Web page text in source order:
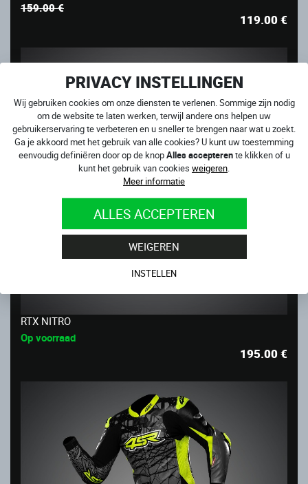
PRIVACY INSTELLINGEN
Wij gebruiken cookies om onze diensten te verlenen. Sommige zijn nodig
om de website te laten werken, terwijl andere ons helpen uw
gebruikerservaring te verbeteren en u sneller te brengen naar wat u zoekt.
Ga je akkoord met het gebruik van alle cookies? U kunt uw toestemming
eenvoudig definiëren door op de knopAlles accepterente klikken of u
kunt het gebruik van cookies weigeren.
Meer informatie
ALLES ACCEPTEREN
WEIGEREN
INSTELLEN
159.00 €
119.00€
RTX NITRO
Op voorraad
195.00€